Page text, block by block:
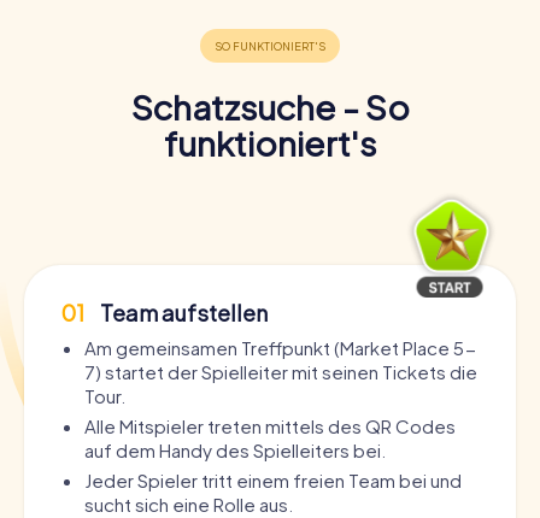
Schatzsuche - So
funktioniert's
01 Team aufstellen
Am gemeinsamen Treffpunkt (Market Place 5-
7) startet der Spielleiter mit seinen Tickets die
Tour.
Alle Mitspieler treten mittels des QR Codes
auf dem Handy des Spielleiters bei.
Jeder Spieler tritt einem freien Team bei und
sucht sich eine Rolle aus.